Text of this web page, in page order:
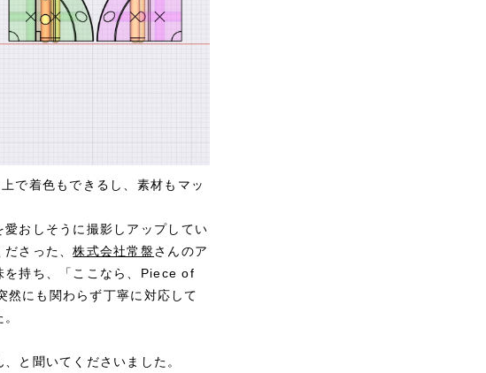
で着色もできるし、素材もマッ
おしそうに撮影しアップしてい
ださった、株式会社常盤さんのア
を持ち、「ここなら、Piece of
にも関わらず丁寧に対応して
と聞いてくださいました。